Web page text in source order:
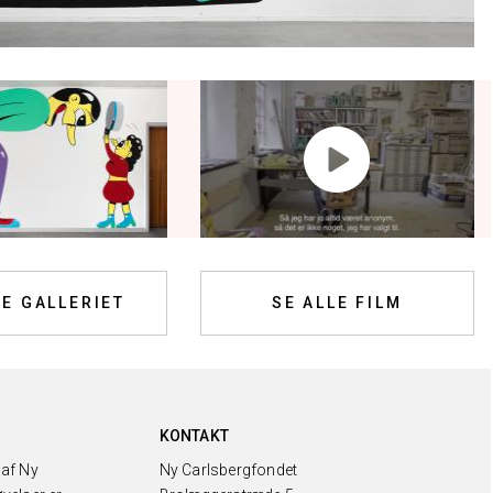
GALLERIET SE ALLE FILM
Ny
KONTAKT
Ny Carlsbergfondet